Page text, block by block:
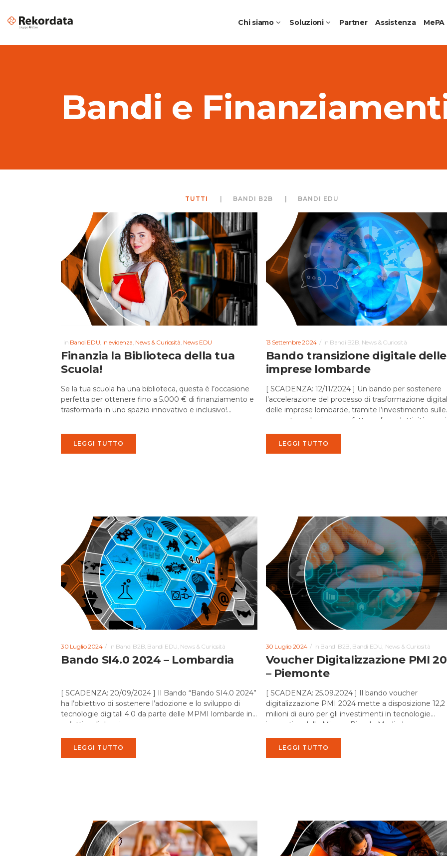
Chi siamo Soluzioni
Apple per il Business
Software di Grafica per Aziende
informatica aziendale
Piattaforme Collaborative Aziendali
Color Matching per Aziende Ambienti di
Creative Schools
Partner Assistenza MePA
Bandi e
TUTTI BANDI B2B BANDI EDU
in Bandi EDU, In evidenza, News & Curiosità, News EDU
Finanzia la Biblioteca della tua
Scuola!
Se la tua scuola ha una biblioteca, questa è l’occasione
perfetta per ottenere fino a 5.000 € di finanziamento e
trasformarla in uno spazio innovativo e inclusivo!...
LEGGI TUTTO
13 Settembre 2024 in Bandi B2B, News & Curiosità
Bando transizione digitale delle
imprese lombarde
[ SCADENZA: 12/11/2024 ] Un bando per sostenere
l’accelerazione del processo di trasformazione
delle imprese lombarde, tramite l’investimento sulle
nuove tecnologie come fattore di produttività e,
LEGGI TUTTO
30 Luglio 2024 in Bandi B2B, Bandi EDU, News & Curiosità
Bando SI4.0 2024 – Lombardia
[ SCADENZA: 20/09/2024 ] Il Bando “Bando SI4.0 2024”
ha l’obiettivo di sostenere l’adozione e lo sviluppo di
tecnologie digitali 4.0 da parte delle MPMI lombarde in
un’ottica di doppia...
LEGGI TUTTO
30 Luglio 2024 in Bandi B2B, Bandi EDU, News & Curiosità
Voucher Digitalizzazione PMI
– Piemonte
[ SCADENZA: 25.09.2024 ] Il bando voucher
digitalizzazione PMI 2024 mette a disposizione 12,2
milioni di euro per gli investimenti in tecnologie
innovative delle Micro e Piccole Medie Imprese
LEGGI TUTTO